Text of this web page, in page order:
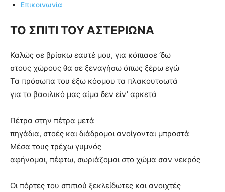
Επικοινωνία
ΤΟ ΣΠΙΤΙ ΤΟΥ ΑΣΤΕΡΙΩΝΑ
Καλώς σε βρίσκω εαυτέ μου, για κόπιασε ‘δω
στους χώρους θα σε ξεναγήσω όπως ξέρω εγώ
Τα πρόσωπα του έξω κόσμου τα πλακουτσωτά
για το βασιλικό μας αίμα δεν είν’ αρκετά
Πέτρα στην πέτρα μετά
πηγάδια, στοές και διάδρομοι ανοίγονται μπροστά
Μέσα τους τρέχω γυμνός
αφήνομαι, πέφτω, σωριάζομαι στο χώμα σαν νεκρός
Οι πόρτες του σπιτιού ξεκλείδωτες και ανοιχτές